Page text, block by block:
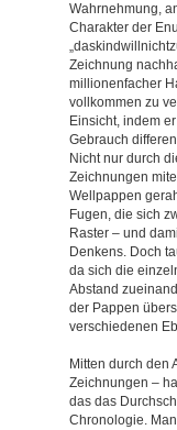
Wahrnehmung,
Charakter der
Zeichnung
millionenfacher
vollkommen zu
Einsicht, indem
Gebrauch
Nicht nur durch
Zeichnungen
Wellpappen
Fugen, die sich
Raster – und
Denkens. Doch
da sich die
Abstand
der Pappen
verschiedenen
Mitten durch den
Zeichnungen –
das das
Chronologie.